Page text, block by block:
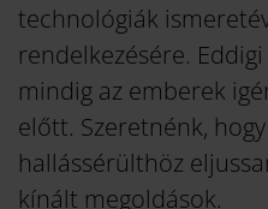
technológiák
rendelkezésére.
mindig az emberek
előtt. Szeretnénk,
hallássérülthöz
kínált megoldások.